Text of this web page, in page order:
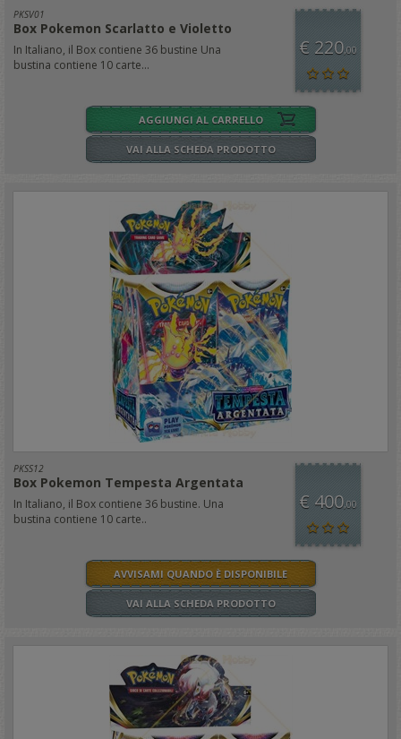
PKSV01
Box Pokemon Scarlatto e Violetto
In Italiano, il Box contiene 36 bustine Una
bustina contiene 10 carte...
€ 220,00
AGGIUNGI AL CARRELLO
VAI ALLA SCHEDA PRODOTTO
PKSS12
Box Pokemon Tempesta Argentata
In Italiano, il Box contiene 36 bustine. Una
bustina contiene 10 carte..
€ 400,00
AVVISAMI QUANDO È DISPONIBILE
VAI ALLA SCHEDA PRODOTTO